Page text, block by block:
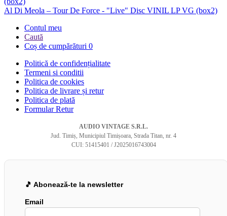
Al Di Meola – Tour De Force - "Live" Disc VINIL LP VG (box2)
Contul meu
Caută
Coș de cumpărături 0
Politică de confidențialitate
Termeni si conditii
Politica de cookies
Politica de livrare și retur
Politica de plată
Formular Retur
AUDIO VINTAGE S.R.L.
Jud. Timiș, Municipiul Timișoara, Strada Titan, nr. 4
CUI: 51415401 / J2025016743004
🎵 Abonează-te la newsletter
Email